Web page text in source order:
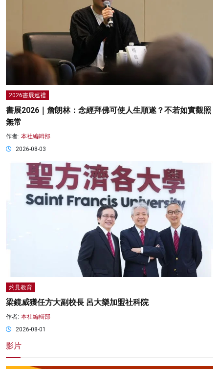
2026書展巡禮
書展2026｜詹朗林：念經拜佛可使人生順遂？不若如實觀照
無常
作者: 本社編輯部
2026-08-03
灼見教育
梁鏡威獲任方大副校長 呂大樂加盟社科院
作者: 本社編輯部
2026-08-01
影片